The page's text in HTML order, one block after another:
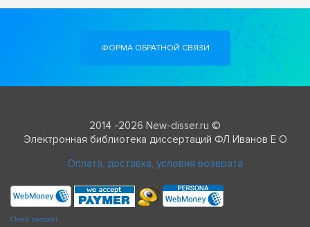
ФОРМА ОБРАТНОЙ СВЯЗИ
2014 -2026 New-disser.ru ©
Электронная библиотека диссертаций ФЛ Иванов Е О
Оплата, доставка, условия возврата
Check passport